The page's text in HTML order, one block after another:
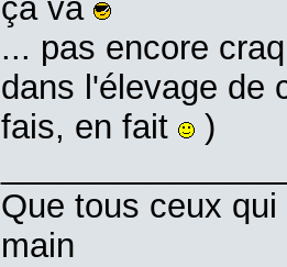
ça va
... pas encore
dans l'élevage de
fais, en fait
)
Que tous ceux
main